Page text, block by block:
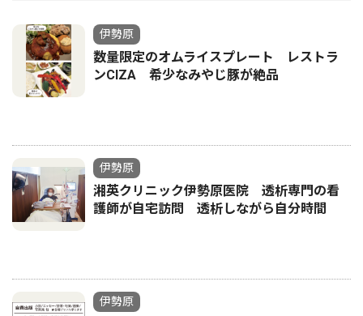
伊勢原
数量限定のオムライスプレート レストラ
ンCIZA 希少なみやじ豚が絶品
伊勢原
湘英クリニック伊勢原医院 透析専門の看
護師が自宅訪問 透析しながら自分時間
伊勢原